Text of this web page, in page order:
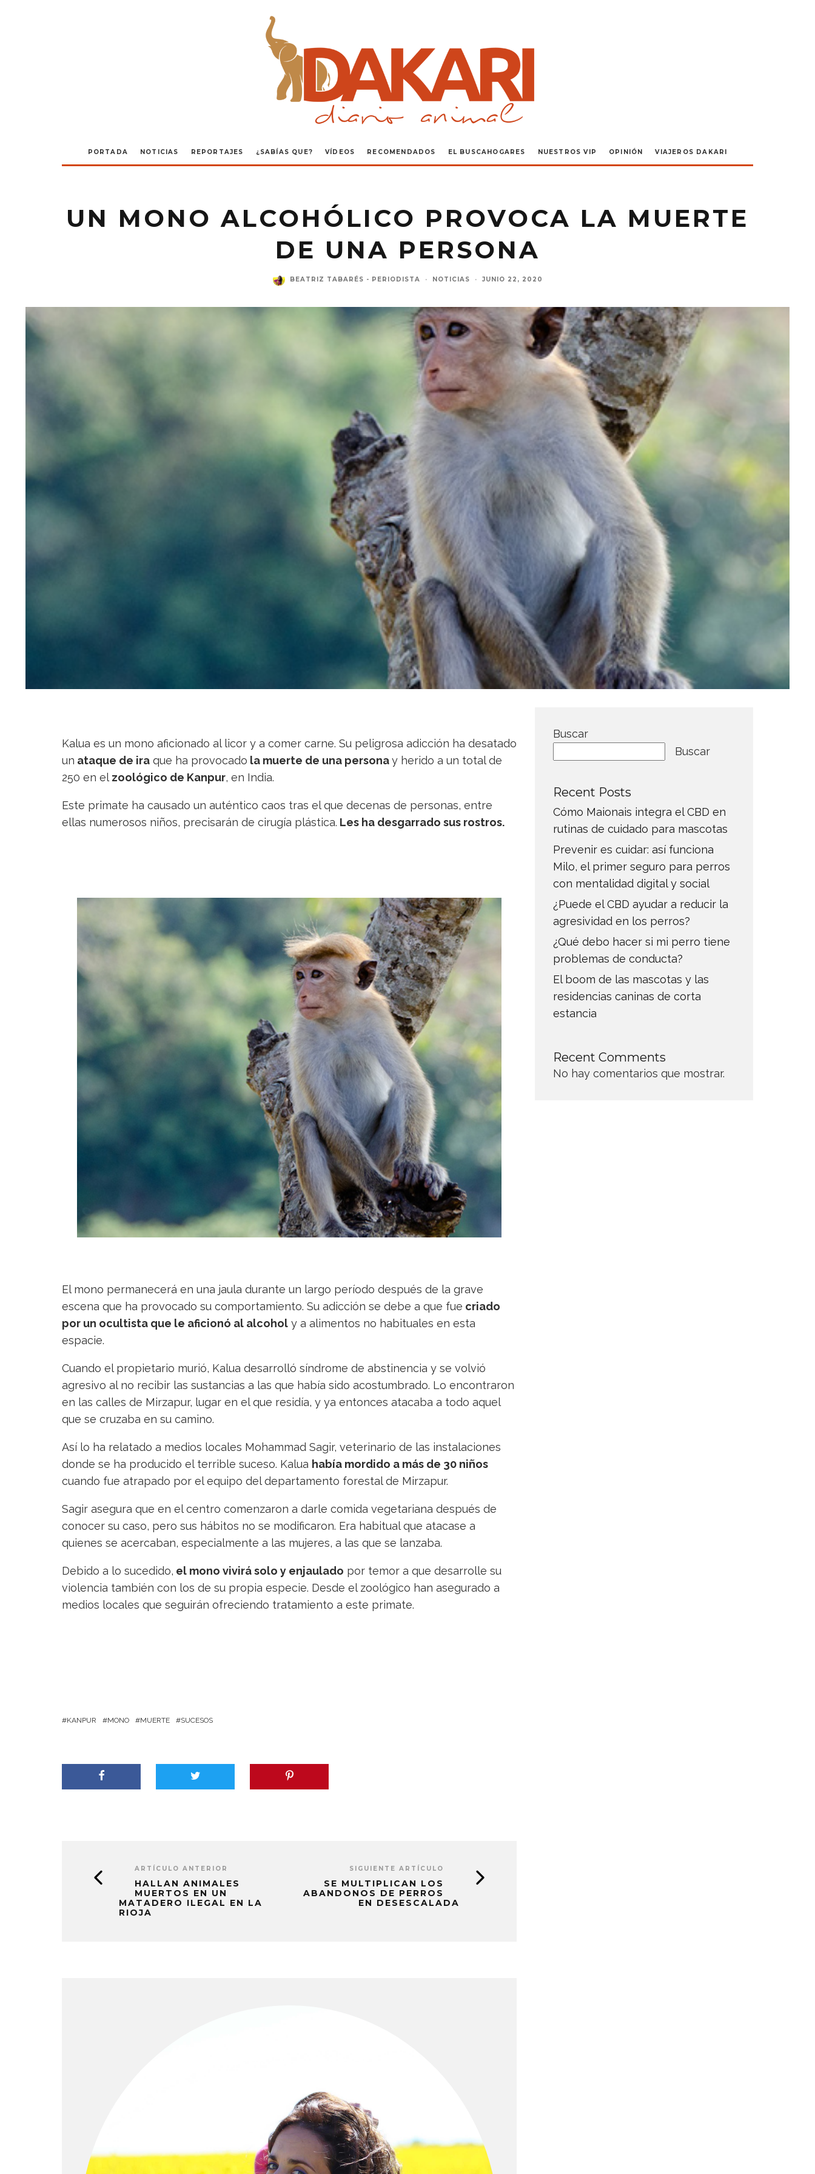
PORTADA NOTICIAS REPORTAJES ¿SABÍAS QUE? VÍDEOS RECOMENDADOS EL BUSCAHOGARES NUESTROS VIP OPINIÓN VIAJEROS DAKARI
UN MONO ALCOHÓLICO PROVOCA LA MUERTE
DE UNA PERSONA
BEATRIZ TABARÉS - PERIODISTA · NOTICIAS · JUNIO 22, 2020
Kalua es un mono aficionado al licor y a comer carne. Su peligrosa adicción ha desatado
un ataque de ira que ha provocado la muerte de una personay herido a un total de
250 en el zoológico de Kanpur, en India.
Este primate ha causado un auténtico caos tras el que decenas de personas, entre
ellas numerosos niños, precisarán de cirugía plástica. Les ha desgarrado sus rostros.
El mono permanecerá en una jaula durante un largo período después de la grave
escena que ha provocado su comportamiento. Su adicción se debe a que fue criado
por un ocultista que le aficionó al alcohol y a alimentos no habituales en esta
espacie.
Cuando el propietario murió, Kalua desarrolló síndrome de abstinencia y se volvió
agresivo al no recibir las sustancias a las que había sido acostumbrado. Lo encontraron
en las calles de Mirzapur, lugar en el que residía, y ya entonces atacaba a todo aquel
que se cruzaba en su camino.
Así lo ha relatado a medios locales Mohammad Sagir, veterinario de las instalaciones
donde se ha producido el terrible suceso. Kalua había mordido a más de 30 niños
cuando fue atrapado por el equipo del departamento forestal de Mirzapur.
Sagir asegura que en el centro comenzaron a darle comida vegetariana después de
conocer su caso, pero sus hábitos no se modificaron. Era habitual que atacase a
quienes se acercaban, especialmente a las mujeres, a las que se lanzaba.
Debido a lo sucedido, el mono vivirá solo y enjaulado por temor a que desarrolle su
violencia también con los de su propia especie. Desde el zoológico han asegurado a
medios locales que seguirán ofreciendo tratamiento a este primate.
KANPUR MONO MUERTE SUCESOS
ARTÍCULO ANTERIOR
HALLAN ANIMALES
MUERTOS EN UN
MATADERO ILEGAL EN LA
RIOJA
SIGUIENTE ARTÍCULO
SE MULTIPLICAN LOS
ABANDONOS DE PERROS
EN DESESCALADA
Buscar
Buscar
Recent Posts
Cómo Maionais integra el CBD en
rutinas de cuidado para mascotas
Prevenir es cuidar: así funciona
Milo, el primer seguro para perros
con mentalidad digital y social
¿Puede el CBD ayudar a reducir la
agresividad en los perros?
¿Qué debo hacer si mi perro tiene
problemas de conducta?
El boom de las mascotas y las
residencias caninas de corta
estancia
Recent Comments
No hay comentarios que mostrar.